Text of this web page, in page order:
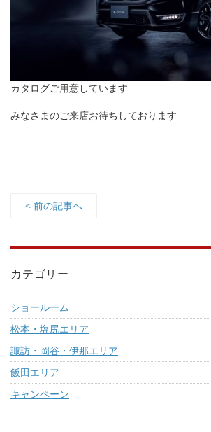
カタログご用意しています
みなさまのご来店お待ちしております
< 前の記事へ
カテゴリー
ショールーム
松本・塩尻エリア
諏訪・岡谷・伊那エリア
飯田エリア
キャンペーン